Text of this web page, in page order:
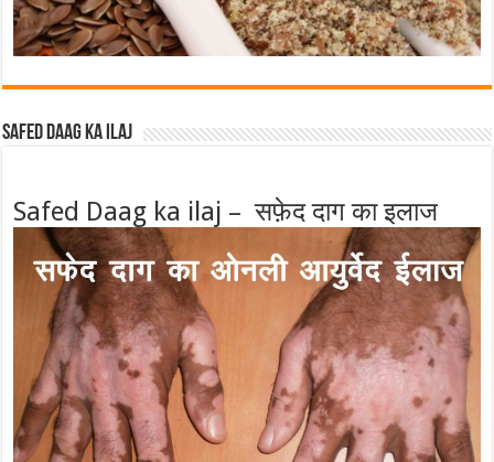
Safed Daag ka ilaj
Safed Daag ka ilaj – सफ़ेद दाग का इलाज